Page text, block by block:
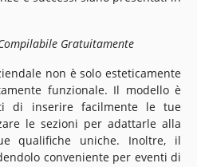
Gratuitamente
non è solo esteticamente
funzionale. Il modello è
di inserire facilmente le tue
le sezioni per adattarle alla
qualifiche uniche. Inoltre, il
conveniente per eventi di